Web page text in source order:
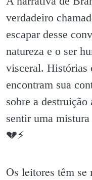
verdadeiro
escapar desse
natureza e o ser
visceral. Histórias
encontram sua
sobre a
sentir uma
💔⚡️
Os leitores têm se